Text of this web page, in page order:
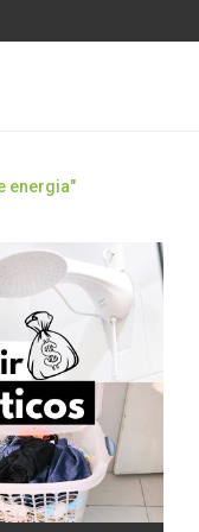
energia"